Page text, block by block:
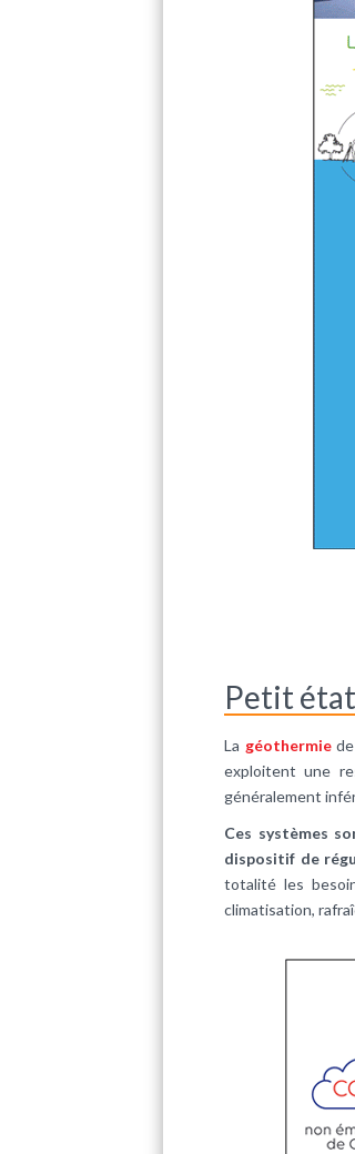
Petit
La géothermiede
exploitent une
généralement
Ces systèmes
dispositif de
totalité les
climatisation,